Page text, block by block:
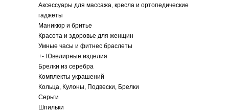
Аксессуары для массажа, кресла и ортопедические
гаджеты
Маникюр и бритье
Красота и здоровье для женщин
Умные часы и фитнес браслеты
+- Ювелирные изделия
Брелки из серебра
Комплекты украшений
Кольца, Кулоны, Подвески, Брелки
Серьги
Шпильки